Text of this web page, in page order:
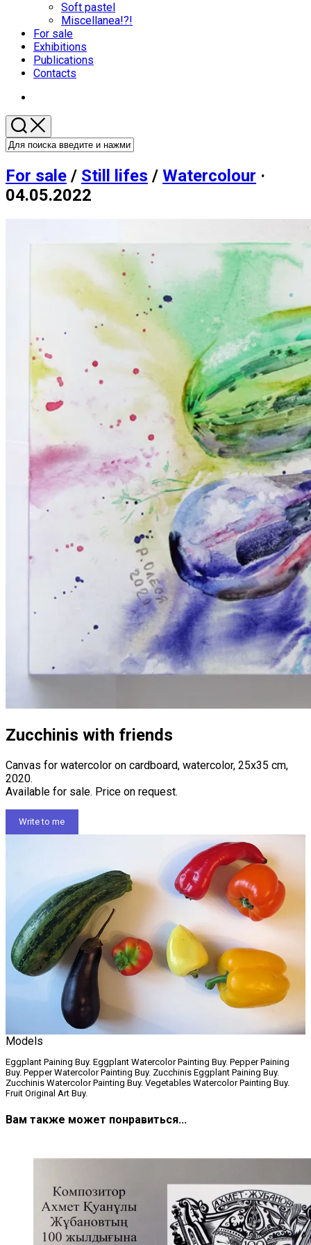
Soft pastel
Miscellanea!?!
Родительская
текущая
страница
For sale
Exhibitions
Publications
Contacts
For sale / Still lifes / Watercolour ·
04.05.2022
Zucchinis with friends
Canvas for watercolor on cardboard, watercolor, 25х35 cm,
2020.
Available for sale. Price on request.
Write to me
Models
Eggplant Paining Buy. Eggplant Watercolor Painting Buy. Pepper Paining
Buy. Pepper Watercolor Painting Buy. Zucchinis Eggplant Paining Buy.
Zucchinis Watercolor Painting Buy. Vegetables Watercolor Painting Buy.
Fruit Original Art Buy.
Вам также может понравиться...